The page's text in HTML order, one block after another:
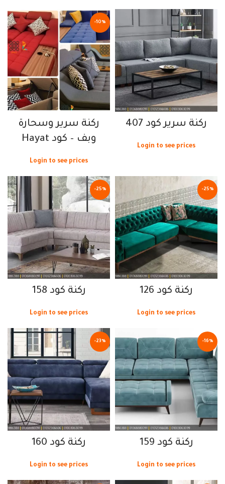
ركنة سرير كود 407
Login to see prices
-10%
ركنة سرير وسحارة
وبف – كود Hayat
Login to see prices
-25%
ركنة كود 126
Login to see prices
-25%
ركنة كود 158
Login to see prices
-16%
ركنة كود 159
Login to see prices
-23%
ركنة كود 160
Login to see prices